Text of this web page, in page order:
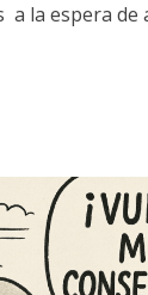
a la espera de